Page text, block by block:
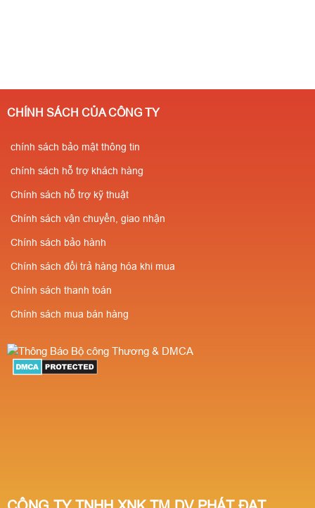
CHÍNH SÁCH CỦA CÔNG TY
chính sách bảo mật thông tin
chính sách hỗ trợ khách hàng
Chính sách hỗ trợ kỹ thuật
Chính sách vận chuyển, giao nhận
Chính sách bảo hành
Chính sách đổi trả hàng hóa khi mua
Chính sách thanh toán
Chính sách mua bán hàng